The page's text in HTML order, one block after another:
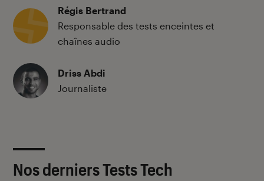
Régis Bertrand
Responsable des tests enceintes et
chaînes audio
Driss Abdi
Journaliste
Nos derniers Tests Tech